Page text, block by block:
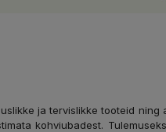
ja tervislikke tooteid ning
kohviubadest.